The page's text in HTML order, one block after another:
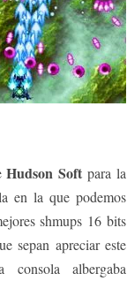
Hudson Soft para la
en la que podemos
shmups 16 bits
sepan apreciar este
consola albergaba